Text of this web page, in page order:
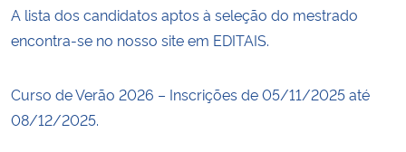
A lista dos candidatos aptos à seleção do mestrado
encontra-se no nosso site em EDITAIS.
Curso de Verão 2026 – Inscrições de 05/11/2025 até
08/12/2025.